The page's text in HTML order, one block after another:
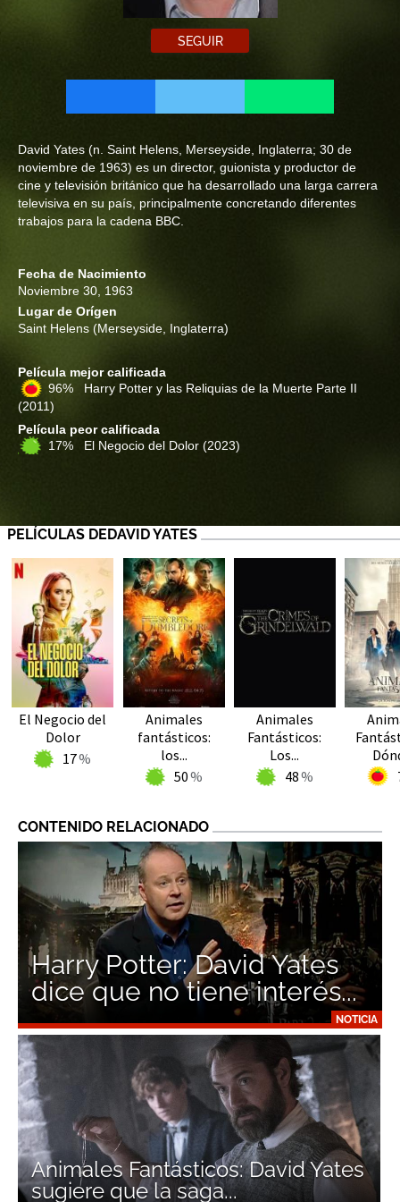
SEGUIR
David Yates (n. Saint Helens, Merseyside, Inglaterra; 30 de
noviembre de 1963) es un director, guionista y productor de
cine y televisión británico que ha desarrollado una larga carrera
televisiva en su país, principalmente concretando diferentes
trabajos para la cadena BBC.
Fecha de Nacimiento
Noviembre 30, 1963
Lugar de Orígen
Saint Helens (Merseyside, Inglaterra)
Película mejor calificada
96% Harry Potter y las Reliquias de la Muerte Parte II
(2011)
Película peor calificada
17% El Negocio del Dolor (2023)
PELÍCULAS DEDAVID YATES
El Negocio del
Dolor
17
Animales
fantásticos:
los...
50
Animales
Fantásticos:
Los...
48
CONTENIDO RELACIONADO
NOTICIA
Harry Potter: David Yates
dice que no tiene interés...
Animales Fantásticos: David Yates
sugiere que la saga...